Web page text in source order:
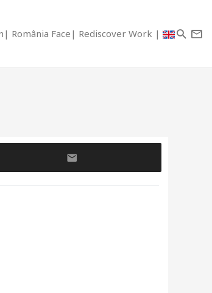
România Face Rediscover Work